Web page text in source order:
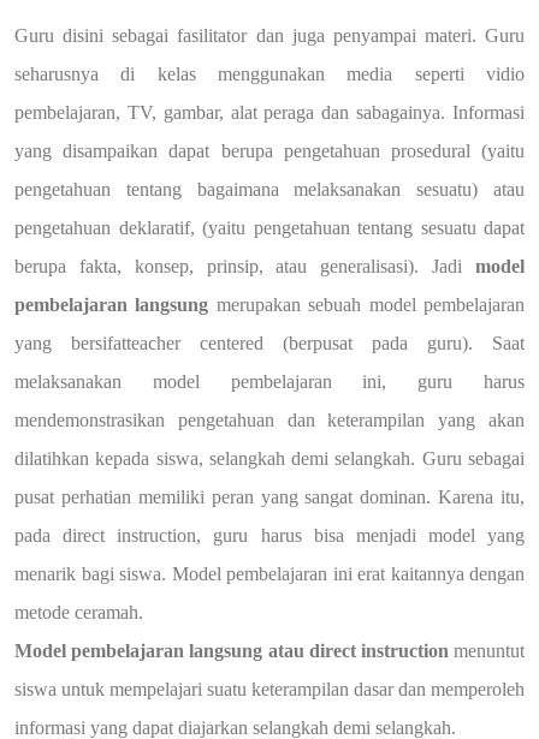
Guru disini sebagai fasilitator dan juga penyampai materi. Guru
seharusnya di kelas menggunakan media seperti vidio
pembelajaran, TV, gambar, alat peraga dan sabagainya. Informasi
yang disampaikan dapat berupa pengetahuan prosedural (yaitu
pengetahuan tentang bagaimana melaksanakan sesuatu) atau
pengetahuan deklaratif, (yaitu pengetahuan tentang sesuatu dapat
berupa fakta, konsep, prinsip, atau generalisasi). Jadi model
pembelajaran langsung merupakan sebuah model pembelajaran
yang bersifatteacher centered (berpusat pada guru). Saat
melaksanakan model pembelajaran ini, guru harus
mendemonstrasikan pengetahuan dan keterampilan yang akan
dilatihkan kepada siswa, selangkah demi selangkah. Guru sebagai
pusat perhatian memiliki peran yang sangat dominan. Karena itu,
pada direct instruction, guru harus bisa menjadi model yang
menarik bagi siswa. Model pembelajaran ini erat kaitannya dengan
metode ceramah.
Model pembelajaran langsung atau direct instruction menuntut
siswa untuk mempelajari suatu keterampilan dasar dan memperoleh
informasi yang dapat diajarkan selangkah demi selangkah.